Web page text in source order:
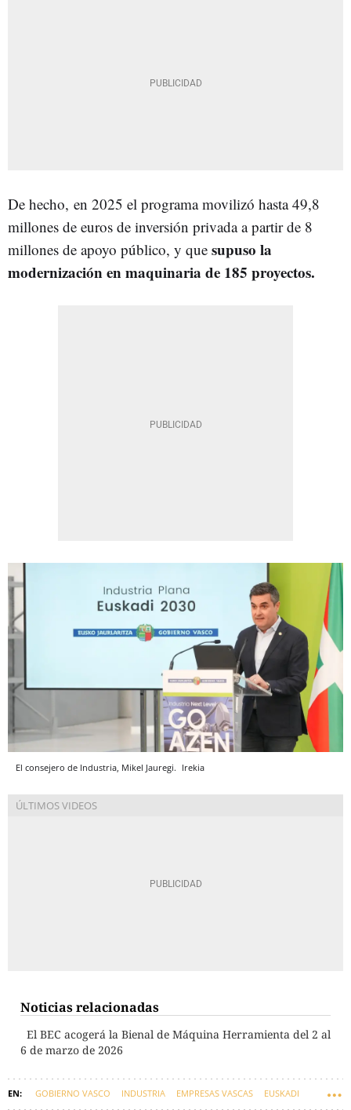
De hecho, en 2025 el programa movilizó hasta 49,8
millones de euros de inversión privada a partir de 8
millones de apoyo público, y que supuso la
modernización en maquinaria de 185 proyectos.
El consejero de Industria, Mikel Jauregi. Irekia
Noticias relacionadas
El BEC acogerá la Bienal de Máquina Herramienta del 2 al
6 de marzo de 2026
GOBIERNO VASCO INDUSTRIA EMPRESAS VASCAS EUSKADI